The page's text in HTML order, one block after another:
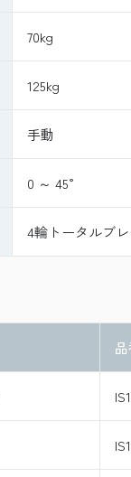
70kg
125kg
手動
0 ～ 45°
4輪トータルブ